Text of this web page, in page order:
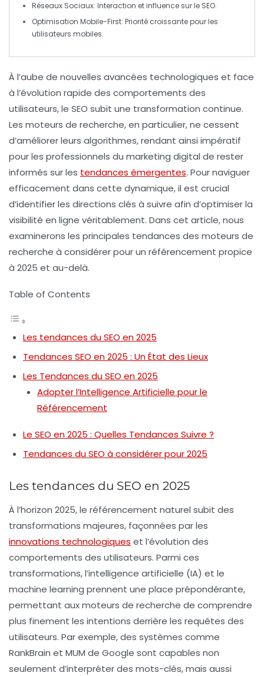
Réseaux Sociaux: Interaction et influence sur le SEO.
Optimisation Mobile-First: Priorité croissante pour les
utilisateurs mobiles.
À l’aube de nouvelles avancées technologiques et face
à l’évolution rapide des comportements des
utilisateurs, le SEO subit une transformation continue.
Les moteurs de recherche, en particulier, ne cessent
d’améliorer leurs algorithmes, rendant ainsi impératif
pour les professionnels du marketing digital de rester
informés sur les tendances émergentes. Pour naviguer
efficacement dans cette dynamique, il est crucial
d’identifier les directions clés à suivre afin d’optimiser la
visibilité en ligne véritablement. Dans cet article, nous
examinerons les principales tendances des moteurs de
recherche à considérer pour un référencement propice
à 2025 et au-delà.
Table of Contents
Les tendances du SEO en 2025
Tendances SEO en 2025 : Un État des Lieux
Les Tendances du SEO en 2025
Adopter l’Intelligence Artificielle pour le
Référencement
Le SEO en 2025 : Quelles Tendances Suivre ?
Tendances du SEO à considérer pour 2025
Les tendances du SEO en 2025
À l’horizon 2025, le référencement naturel subit des
transformations majeures, façonnées par les
innovations technologiques et l’évolution des
comportements des utilisateurs. Parmi ces
transformations, l’intelligence artificielle (IA) et le
machine learning prennent une place prépondérante,
permettant aux moteurs de recherche de comprendre
plus finement les intentions derrière les requêtes des
utilisateurs. Par exemple, des systèmes comme
RankBrain et MUM de Google sont capables non
seulement d’interpréter des mots-clés, mais aussi